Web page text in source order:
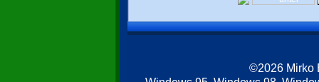
©2026 Mirko